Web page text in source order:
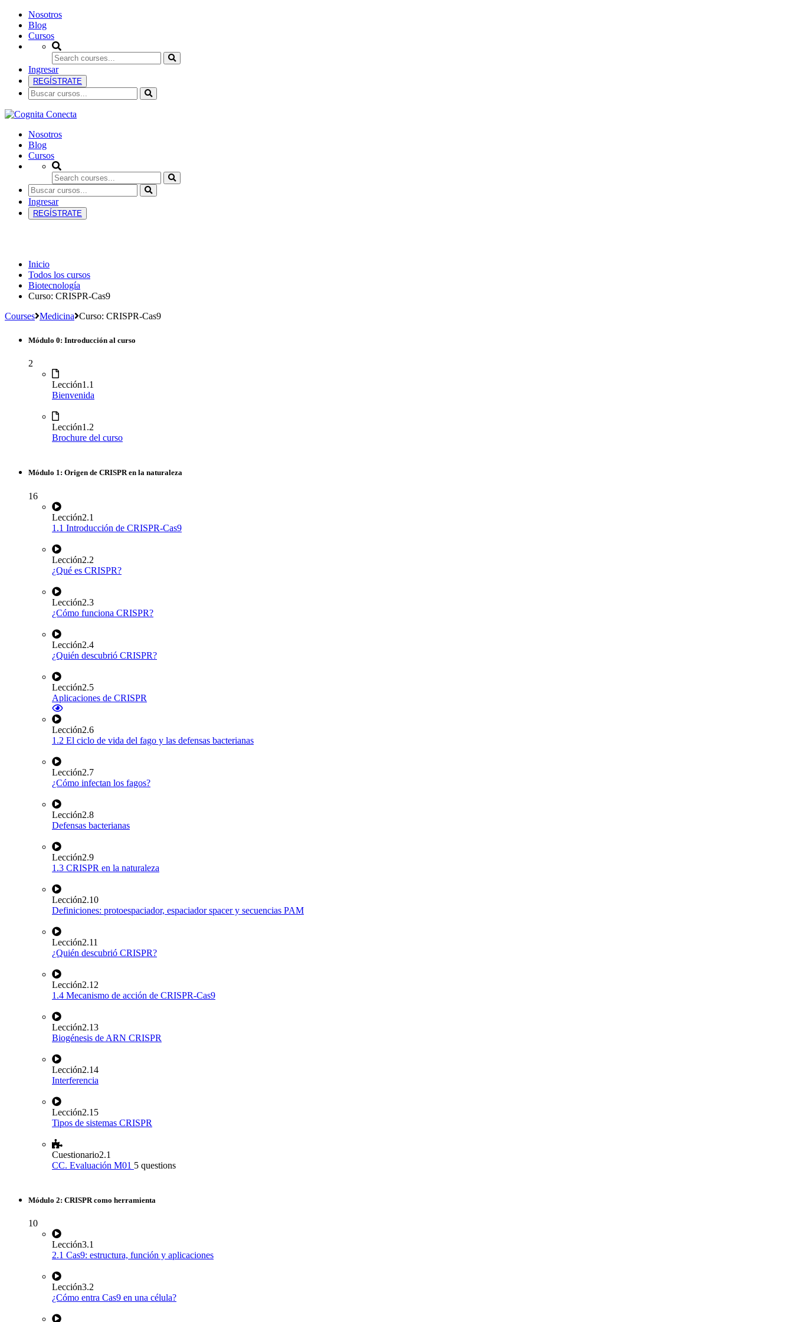
Nosotros
Blog
Cursos
Ingresar
REGÍSTRATE
Nosotros
Blog
Cursos
Ingresar
REGÍSTRATE
Inicio
Todos los cursos
Biotecnología
Curso: CRISPR-Cas9
Courses Medicina Curso: CRISPR-Cas9
Módulo 0: Introducción al curso
2
Lección1.1
Bienvenida
Lección1.2
Brochure del curso
Módulo 1: Origen de CRISPR en la naturaleza
16
Lección2.1
1.1 Introducción de CRISPR-Cas9
Lección2.2
¿Qué es CRISPR?
Lección2.3
¿Cómo funciona CRISPR?
Lección2.4
¿Quién descubrió CRISPR?
Lección2.5
Aplicaciones de CRISPR
Lección2.6
1.2 El ciclo de vida del fago y las defensas bacterianas
Lección2.7
¿Cómo infectan los fagos?
Lección2.8
Defensas bacterianas
Lección2.9
1.3 CRISPR en la naturaleza
Lección2.10
Definiciones: protoespaciador, espaciador spacer y secuencias PAM
Lección2.11
¿Quién descubrió CRISPR?
Lección2.12
1.4 Mecanismo de acción de CRISPR-Cas9
Lección2.13
Biogénesis de ARN CRISPR
Lección2.14
Interferencia
Lección2.15
Tipos de sistemas CRISPR
Cuestionario2.1
CC. Evaluación M01 5 questions
Módulo 2: CRISPR como herramienta
10
Lección3.1
2.1 Cas9: estructura, función y aplicaciones
Lección3.2
¿Cómo entra Cas9 en una célula?